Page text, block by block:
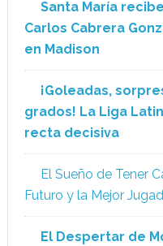
Santa María
Carlos Cabrera
en Madison
¡Goleadas,
grados! La Liga
recta decisiva
El Sueño de Tener
Futuro y la Mejor
El Despertar de